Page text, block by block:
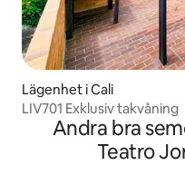
Lägenhet i Cali
LIV701 Exklusiv takvåning
Andra bra
Teatro